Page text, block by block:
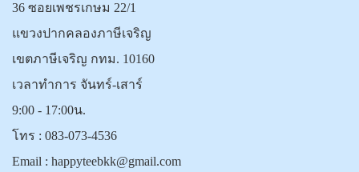
36 ซอยเพชรเกษม 22/1
แขวงปากคลองภาษีเจริญ
เขตภาษีเจริญ กทม. 10160
เวลาทำการ จันทร์-เสาร์
9:00 - 17:00น.
โทร : 083-073-4536
Email : happyteebkk@gmail.com